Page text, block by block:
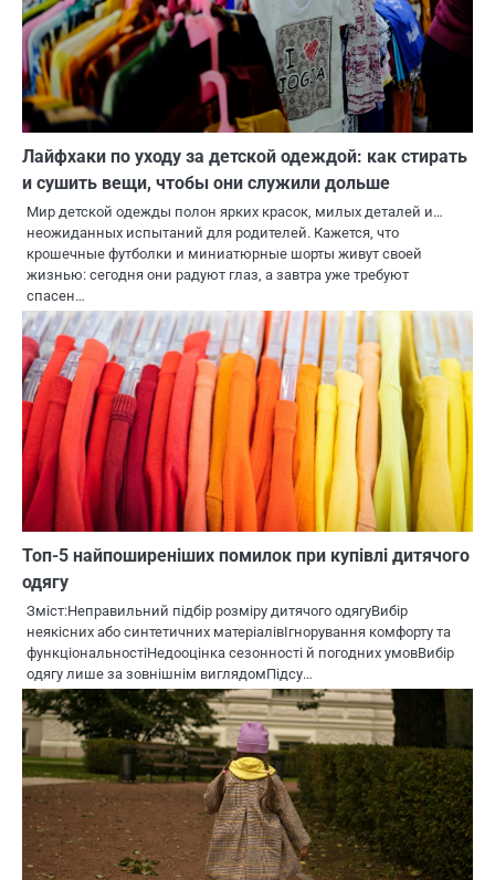
Лайфхаки по уходу за детской одеждой: как стирать
и сушить вещи, чтобы они служили дольше
Мир детской одежды полон ярких красок, милых деталей и…
неожиданных испытаний для родителей. Кажется, что
крошечные футболки и миниатюрные шорты живут своей
жизнью: сегодня они радуют глаз, а завтра уже требуют
спасен…
Топ-5 найпоширеніших помилок при купівлі дитячого
одягу
Зміст:Неправильний підбір розміру дитячого одягуВибір
неякісних або синтетичних матеріалівІгнорування комфорту та
функціональностіНедооцінка сезонності й погодних умовВибір
одягу лише за зовнішнім виглядомПідсу…